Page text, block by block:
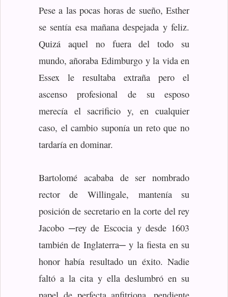
Pese a las pocas horas de sueño, Esther
se sentía esa mañana despejada y feliz.
Quizá aquel no fuera del todo su
mundo, añoraba Edimburgo y la vida en
Essex le resultaba extraña pero el
ascenso profesional de su esposo
merecía el sacrificio y, en cualquier
caso, el cambio suponía un reto que no
tardaría en dominar.
Bartolomé acababa de ser nombrado
rector de Willingale, mantenía su
posición de secretario en la corte del rey
Jacobo ─rey de Escocia y desde 1603
también de Inglaterra─ y la fiesta en su
honor había resultado un éxito. Nadie
faltó a la cita y ella deslumbró en su